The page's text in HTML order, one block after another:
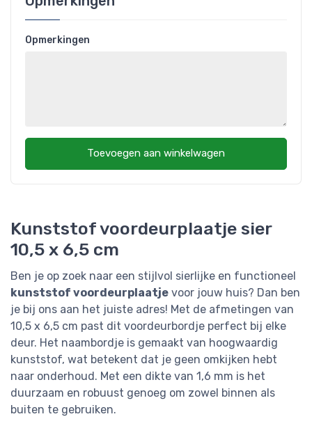
Kunststof voordeurplaatje sier
10,5 x 6,5 cm
Ben je op zoek naar een stijlvol sierlijke en functioneel
kunststof voordeurplaatje voor jouw huis? Dan ben
je bij ons aan het juiste adres! Met de afmetingen van
10,5 x 6,5 cm past dit voordeurbordje perfect bij elke
deur. Het naambordje is gemaakt van hoogwaardig
kunststof, wat betekent dat je geen omkijken hebt
naar onderhoud. Met een dikte van 1,6 mm is het
duurzaam en robuust genoeg om zowel binnen als
buiten te gebruiken.
Opmerkingen
Toevoegen aan winkelwagen